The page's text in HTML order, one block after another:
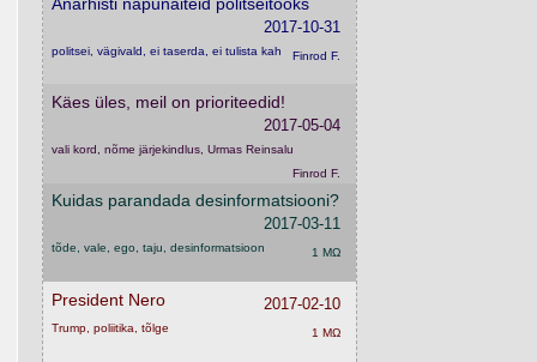
2017-10-31
politsei, vägivald, ei taserda, ei tulista kah Finrod F.
Käes üles, meil on prioriteedid!
2017-05-04
vali kord, nõme järjekindlus, Urmas Reinsalu
Finrod F.
Kuidas parandada desinformatsiooni?
2017-03-11
tõde, vale, ego, taju, desinformatsioon 1 MΩ
President Nero 2017-02-10
Trump, poliitika, tõlge 1 MΩ